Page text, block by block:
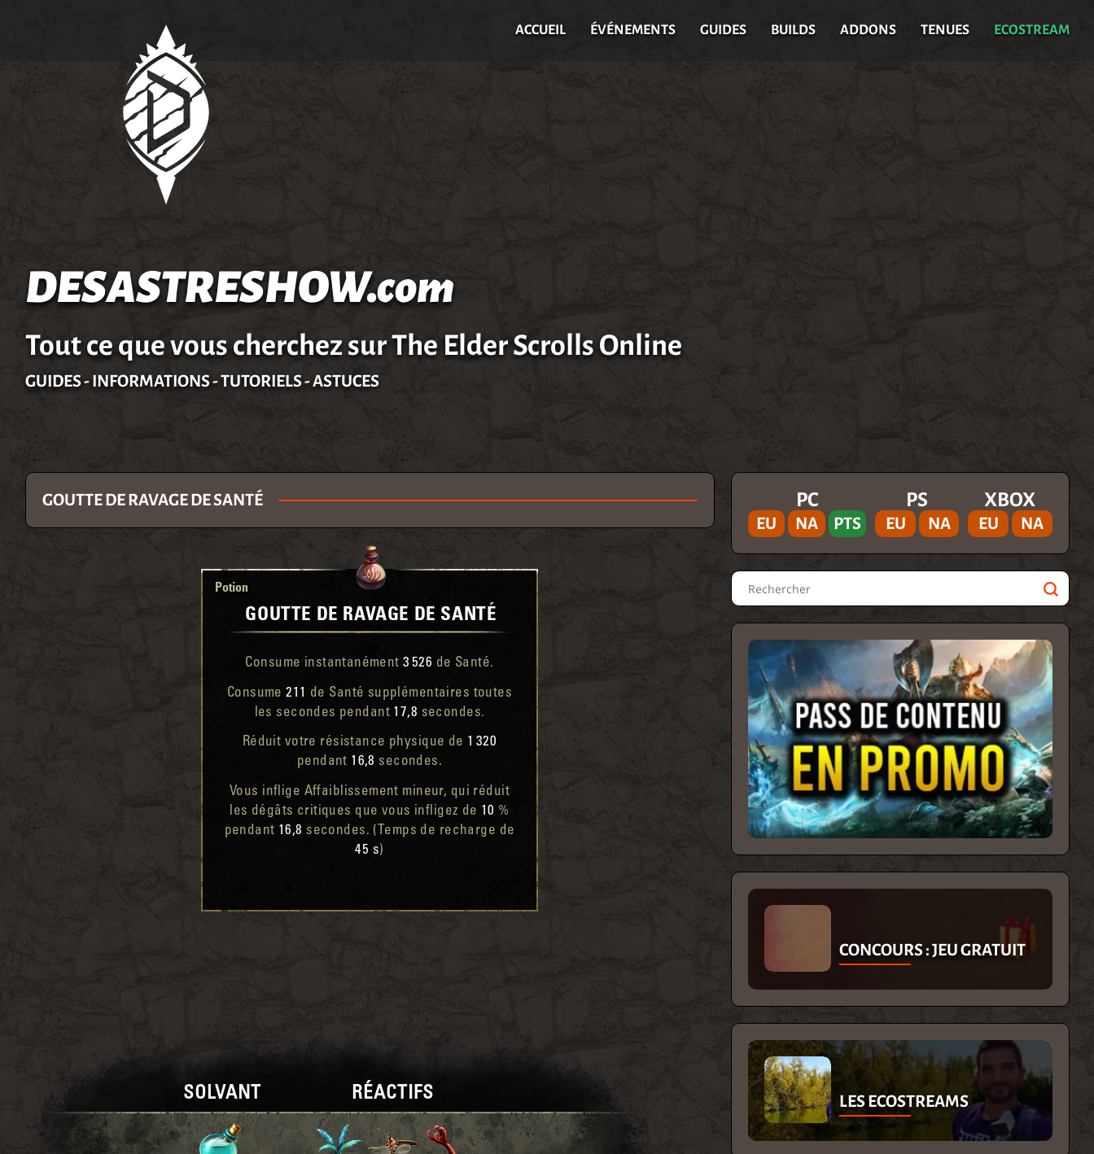
ACCUEIL ÉVÉNEMENTS GUIDES BUILDS ADDONS TENUES ECOSTREAM
DESASTRESHOW.com
Tout ce que vous cherchez sur The Elder Scrolls Online
GUIDES - INFORMATIONS - TUTORIELS - ASTUCES
GOUTTE DE RAVAGE DE SANTÉ
Potion
GOUTTE DE RAVAGE DE SANTÉ
Consume instantanément3 526 de Santé.
Consume211 de Santé supplémentaires toutes
les secondes pendant 17,8 secondes.
Réduit votre résistance physique de 1 320
pendant 16,8 secondes.
Vous inflige Affaiblissement mineur, qui réduit
les dégâts critiques que vous infligez de 10 %
pendant 16,8 secondes. (Temps de recharge de
45 s)
SOLVANT RÉACTIFS
PC
EU NA PTS
PS
EU NA
XBOX
EU NA
Rechercher
CONCOURS : JEU GRATUIT
LES ECOSTREAMS